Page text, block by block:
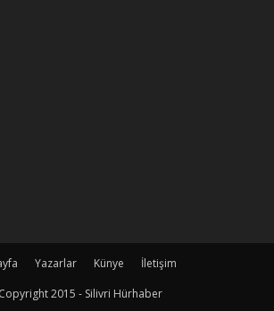
Yazarlar Künye
İletişim
2015 - Silivri Hürhaber